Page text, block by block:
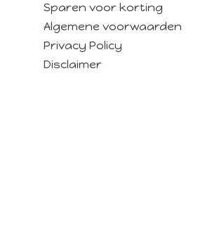
Sparen voor korting
Algemene voorwaarden
Privacy Policy
Disclaimer